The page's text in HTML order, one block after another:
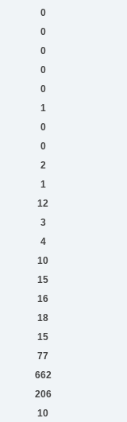
0
0
0
0
0
1
0
0
2
1
12
3
4
10
15
16
18
15
77
662
206
10